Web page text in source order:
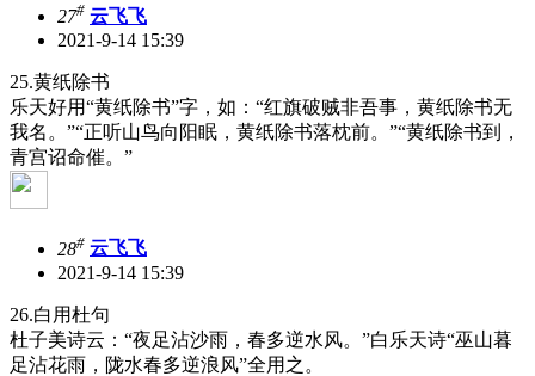
27# 云飞飞
2021-9-14 15:39
25.黄纸除书
乐天好用“黄纸除书”字，如：“红旗破贼非吾事，黄纸除书无
我名。”“正听山鸟向阳眠，黄纸除书落枕前。”“黄纸除书到，
青宫诏命催。”
28# 云飞飞
2021-9-14 15:39
26.白用杜句
杜子美诗云：“夜足沾沙雨，春多逆水风。”白乐天诗“巫山暮
足沾花雨，陇水春多逆浪风”全用之。